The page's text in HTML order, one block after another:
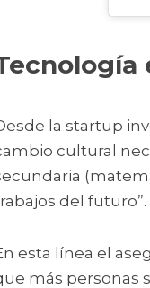
la startup
cultural
del futuro”.
esta línea el
más personas